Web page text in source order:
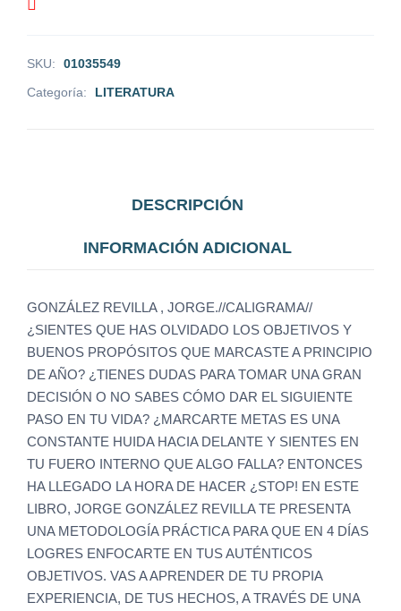
SKU:
01035549
Categoría:
LITERATURA
DESCRIPCIÓN
INFORMACIÓN ADICIONAL
GONZÁLEZ REVILLA , JORGE.//CALIGRAMA//
¿SIENTES QUE HAS OLVIDADO LOS OBJETIVOS Y
BUENOS PROPÓSITOS QUE MARCASTE A PRINCIPIO
DE AÑO? ¿TIENES DUDAS PARA TOMAR UNA GRAN
DECISIÓN O NO SABES CÓMO DAR EL SIGUIENTE
PASO EN TU VIDA? ¿MARCARTE METAS ES UNA
CONSTANTE HUIDA HACIA DELANTE Y SIENTES EN
TU FUERO INTERNO QUE ALGO FALLA? ENTONCES
HA LLEGADO LA HORA DE HACER ¿STOP! EN ESTE
LIBRO, JORGE GONZÁLEZ REVILLA TE PRESENTA
UNA METODOLOGÍA PRÁCTICA PARA QUE EN 4 DÍAS
LOGRES ENFOCARTE EN TUS AUTÉNTICOS
OBJETIVOS. VAS A APRENDER DE TU PROPIA
EXPERIENCIA, DE TUS HECHOS, A TRAVÉS DE UNA